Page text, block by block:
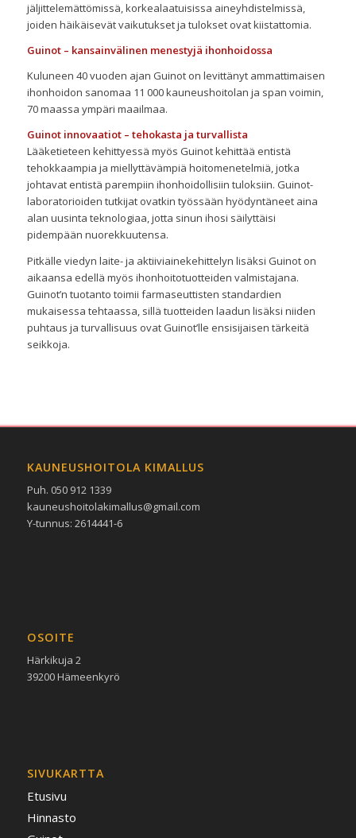
jäljittelemättömissä, korkealaatuisissa aineyhdistelmissä,
joiden häikäisevät vaikutukset ja tulokset ovat kiistattomia.
Guinot – kansainvälinen menestyjä ihonhoidossa
Kuluneen 40 vuoden ajan Guinot on levittänyt ammattimaisen
ihonhoidon sanomaa 11 000 kauneushoitolan ja span voimin,
70 maassa ympäri maailmaa.
Guinot innovaatiot – tehokasta ja turvallista
Lääketieteen kehittyessä myös Guinot kehittää entistä
tehokkaampia ja miellyttävämpiä hoitomenetelmiä, jotka
johtavat entistä parempiin ihonhoidollisiin tuloksiin. Guinot-
laboratorioiden tutkijat ovatkin työssään hyödyntäneet aina
alan uusinta teknologiaa, jotta sinun ihosi säilyttäisi
pidempään nuorekkuutensa.
Pitkälle viedyn laite- ja aktiiviainekehittelyn lisäksi Guinot on
aikaansa edellä myös ihonhoitotuotteiden valmistajana.
Guinot’n tuotanto toimii farmaseuttisten standardien
mukaisessa tehtaassa, sillä tuotteiden laadun lisäksi niiden
puhtaus ja turvallisuus ovat Guinot’lle ensisijaisen tärkeitä
seikkoja.
KAUNEUSHOITOLA KIMALLUS
Puh. 050 912 1339
kauneushoitolakimallus@gmail.com
Y-tunnus: 2614441-6
OSOITE
Härkikuja 2
39200 Hämeenkyrö
SIVUKARTTA
Etusivu
Hinnasto